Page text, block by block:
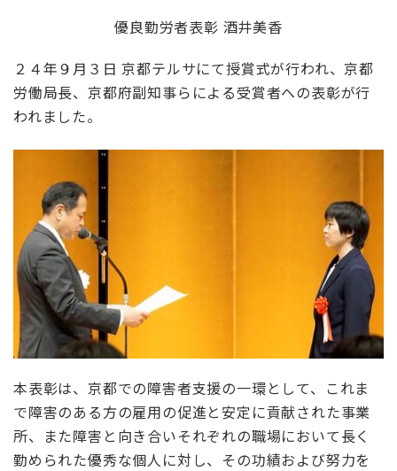
優良勤労者表彰 酒井美香
２４年９月３日 京都テルサにて授賞式が行われ、京都
労働局長、京都府副知事らによる受賞者への表彰が行
われました。
本表彰は、京都での障害者支援の一環として、これま
で障害のある方の雇用の促進と安定に貢献された事業
所、また障害と向き合いそれぞれの職場において長く
勤められた優秀な個人に対し、その功績および努力を